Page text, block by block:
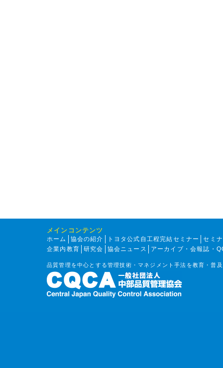
メインコンテンツ
ホーム 協会の紹介 トヨタ公式自工程完結セミナー
セミ
企業内教育
研究会 協会ニュース アーカイブ・会報誌・
品質管理を中心とする管理技術・マネジメント手法を教育・普